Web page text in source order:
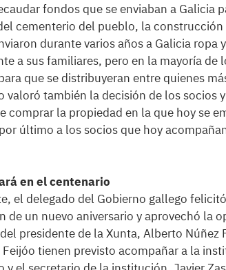
fondos que se enviaban a Galicia
cementerio del pueblo, la construcción
durante varios años a Galicia ropa
a sus familiares, pero en la mayoría de
que se distribuyeran entre quienes
valoró también la decisión de los
comprar la propiedad en la que hoy se
último a los socios que hoy
en el centenario
el delegado del Gobierno gallego
de un nuevo aniversario y aprovechó la
presidente de la Xunta, Alberto
tienen previsto acompañar a la